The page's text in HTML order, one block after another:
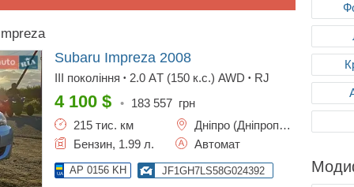
Subaru Impreza 2008
III покоління • 2.0 АT (150 к.с.) AWD • RJ
4 100 $ • 183 557 грн
215 тис. км
Дніпро (Дніпропетровськ)
Бензин, 1.99 л.
Автомат
AP 0156 KH JF1GH7LS58G024392